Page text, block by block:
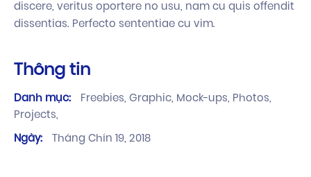
discere, veritus oportere no usu, nam cu quis offendit
dissentias. Perfecto sententiae cu vim.
Thông tin
Danh mục: Freebies, Graphic, Mock-ups, Photos,
Projects,
Ngày: Tháng Chín 19, 2018